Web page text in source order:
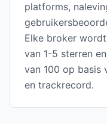
platforms,
Elke broker
van 1-5 sterren
van 100 op basis
en trackrecord.